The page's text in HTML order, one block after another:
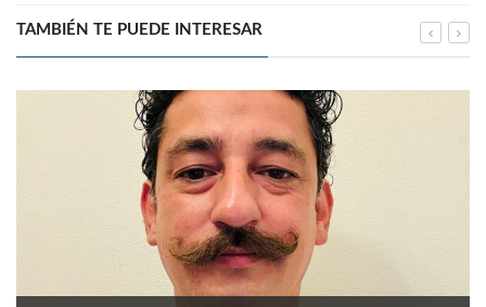
TAMBIÉN TE PUEDE INTERESAR